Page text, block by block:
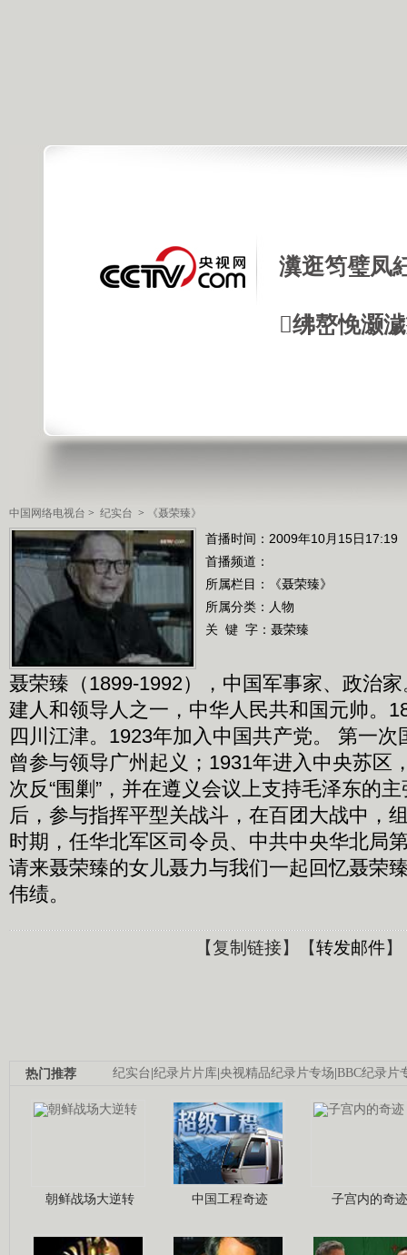
瀵逛笉璧凤
绋嶅悗灏
中国网络电视台 > 纪实台 > 《聂荣臻》
首播时间：2009年10月15日17:19
首播频道：
所属栏目：
《聂荣臻》
所属分类：人物
关 键 字： 聂荣臻
聂荣臻（1899-1992），中国军事家、政治
建人和领导人之一，中华人民共和国元帅。
四川江津。1923年加入中国共产党。 第一次
曾参与领导广州起义；1931年进入中央苏区
次反“围剿”，并在遵义会议上支持毛泽东的
后，参与指挥平型关战斗，在百团大战中，
时期，任华北军区司令员、中共中央华北局
请来聂荣臻的女儿聂力与我们一起回忆聂荣
伟绩。
【复制链接】【转发邮件】
纪实台|纪录片片库|央视精品纪录片专场|BBC纪录片
热门推荐
朝鲜战场大逆转 中国工程奇迹 子宫内的奇迹